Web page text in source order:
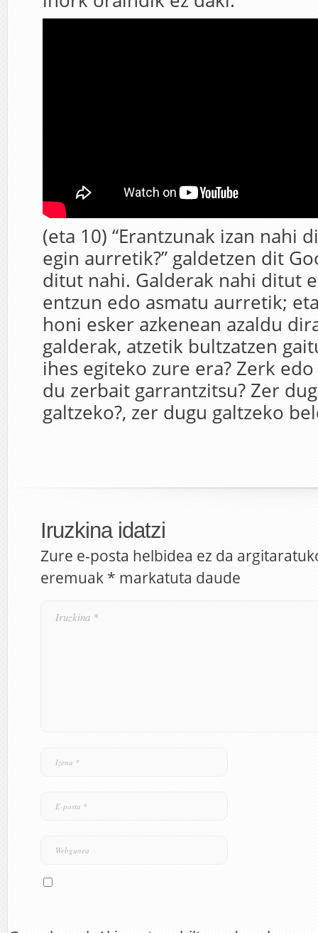
(eta 10) “Erantzunak izan nahi
egin aurretik?” galdetzen dit
ditut nahi. Galderak nahi ditut
entzun edo asmatu aurretik;
honi esker azkenean azaldu
galderak, atzetik bultzatzen
ihes egiteko zure era? Zerk
du zerbait garrantzitsu? Zer
galtzeko?, zer dugu galtzeko
Iruzkina idatzi
Zure e-posta helbidea ez da
eremuak * markatuta daude